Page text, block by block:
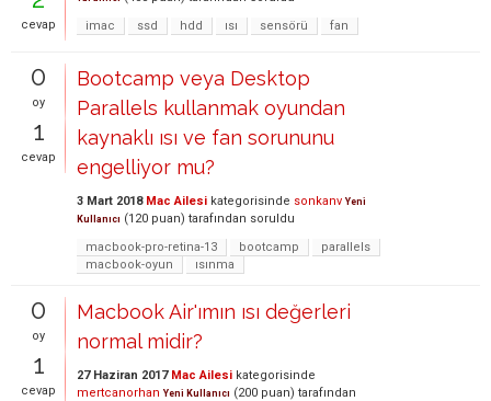
cevap
imac
ssd hdd ısı sensörü fan
0
oy
1
cevap
Bootcamp veya Desktop
Parallels kullanmak oyundan
kaynaklı ısı ve fan sorununu
engelliyor mu?
3 Mart 2018 Mac Ailesi kategorisinde sonkanv Yeni
Kullanıcı (120 puan) tarafından soruldu
macbook-pro-retina-13
bootcamp
parallels
macbook-oyun
ısınma
0
oy
1
cevap
Macbook Air'ımın ısı değerleri
normal midir?
27 Haziran 2017 Mac Ailesi kategorisinde
mertcanorhan Yeni Kullanıcı (200 puan) tarafından